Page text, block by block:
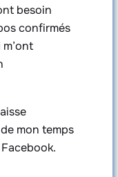
besoin
confirmés
mon temps